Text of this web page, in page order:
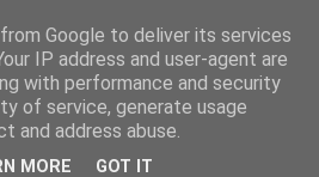
Google to deliver its services
IP address and user-agent are
with performance and security
of service, generate usage
and address abuse.
MORE GOT IT